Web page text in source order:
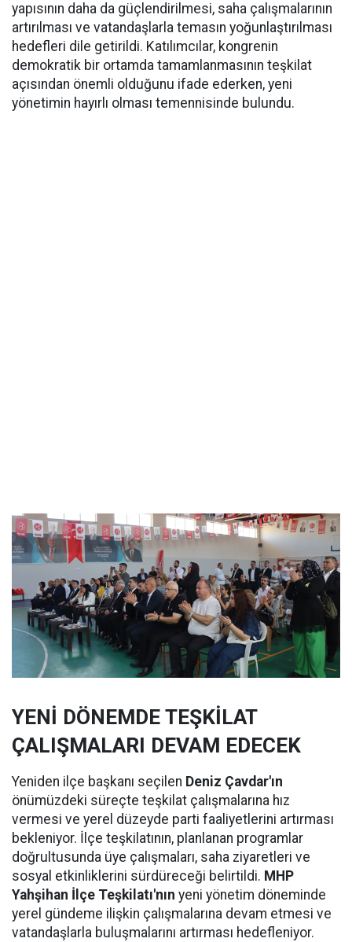
yapısının daha da güçlendirilmesi, saha çalışmalarının
artırılması ve vatandaşlarla temasın yoğunlaştırılması
hedefleri dile getirildi. Katılımcılar, kongrenin
demokratik bir ortamda tamamlanmasının teşkilat
açısından önemli olduğunu ifade ederken, yeni
yönetimin hayırlı olması temennisinde bulundu.
YENİ DÖNEMDE TEŞKİLAT
ÇALIŞMALARI DEVAM EDECEK
Yeniden ilçe başkanı seçilen Deniz Çavdar'ın
önümüzdeki süreçte teşkilat çalışmalarına hız
vermesi ve yerel düzeyde parti faaliyetlerini artırması
bekleniyor. İlçe teşkilatının, planlanan programlar
doğrultusunda üye çalışmaları, saha ziyaretleri ve
sosyal etkinliklerini sürdüreceği belirtildi. MHP
Yahşihan İlçe Teşkilatı'nın yeni yönetim döneminde
yerel gündeme ilişkin çalışmalarına devam etmesi ve
vatandaşlarla buluşmalarını artırması hedefleniyor.